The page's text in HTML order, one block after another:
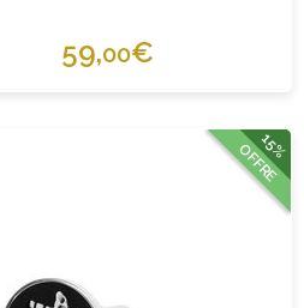
59,00€
15%
OFFRE